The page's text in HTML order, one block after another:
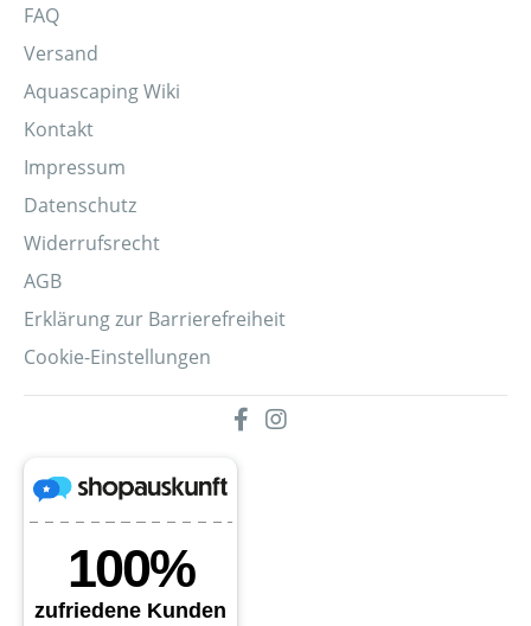
FAQ
Versand
Aquascaping Wiki
Kontakt
Impressum
Datenschutz
Widerrufsrecht
AGB
Erklärung zur Barrierefreiheit
Cookie-Einstellungen